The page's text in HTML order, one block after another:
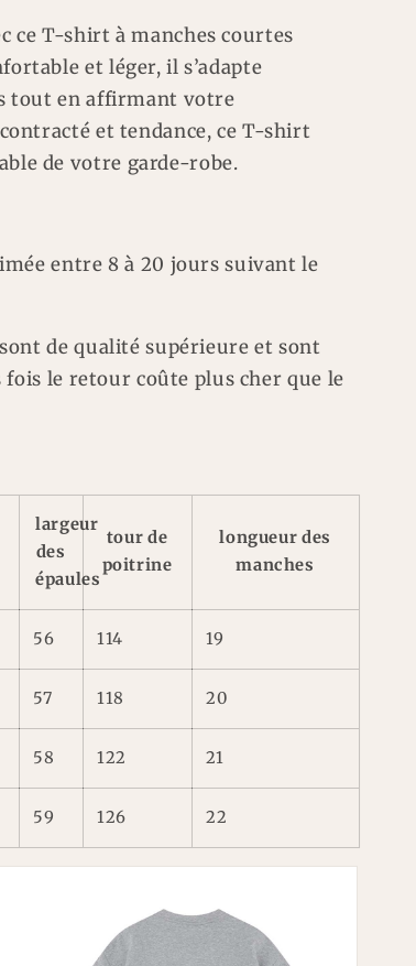
ce T-shirt à manches courtes
et léger, il s’adapte
tout en affirmant votre
et tendance, ce T-shirt
de votre garde-robe.
entre 8 à 20 jours suivant le
de qualité supérieure et sont
le retour coûte plus cher que le
largeur
des
épaules
tour de
poitrine
longueur des
manches
56 114 19
57 118 20
58 122 21
59 126 22